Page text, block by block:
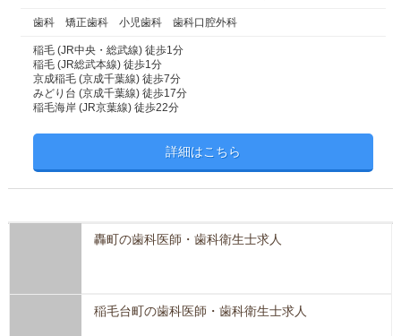
歯科 矯正歯科 小児歯科 歯科口腔外科
稲毛 (JR中央・総武線) 徒歩1分
稲毛 (JR総武本線) 徒歩1分
京成稲毛 (京成千葉線) 徒歩7分
みどり台 (京成千葉線) 徒歩17分
稲毛海岸 (JR京葉線) 徒歩22分
詳細はこちら
轟町の歯科医師・歯科衛生士求人
稲毛台町の歯科医師・歯科衛生士求人